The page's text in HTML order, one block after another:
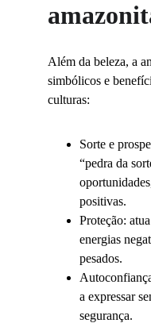
Além da beleza, a
simbólicos e
culturas:
Sorte e
“pedra da
positivas.
Proteção:
energias
pesados.
a expressar
segurança.